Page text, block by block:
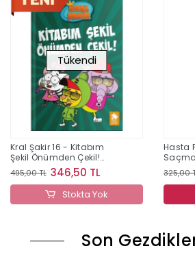
Tükendi
Kral Şakir 16 - Kitabım
Şekil Önümden Çekil!
(Ciltli)
495,00 TL 346,50 TL
Stokta Yok
Hasta
325,00
Son